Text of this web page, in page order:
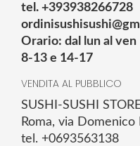
tel. +393938266728
Orario: dal lun al ven
8-13 e 14-17
VENDITA AL PUBBLICO
SUSHI-SUSHI
Roma, via
tel. +0693563138